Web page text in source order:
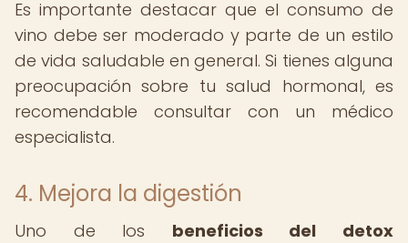
Es importante destacar que el consumo de
vino debe ser moderado y parte de un estilo
de vida saludable en general. Si tienes alguna
preocupación sobre tu salud hormonal, es
recomendable consultar con un médico
especialista.
4. Mejora la digestión
Uno de los beneficios del detox